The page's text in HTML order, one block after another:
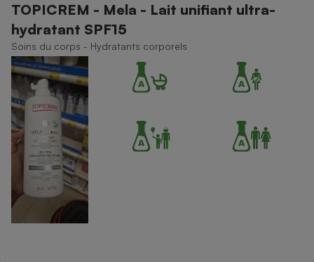
TOPICREM - Mela - Lait unifiant ultra-
hydratant SPF15
Soins du corps - Hydratants corporels